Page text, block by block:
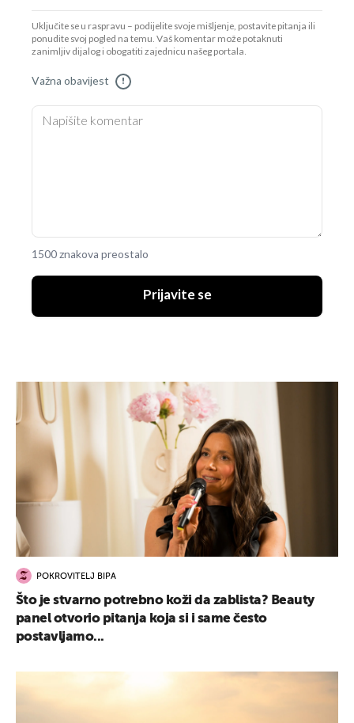
Uključite se u raspravu – podijelite svoje mišljenje, postavite pitanja ili
ponudite svoj pogled na temu. Vaš komentar može potaknuti
zanimljiv dijalog i obogatiti zajednicu našeg portala.
Važna obavijest !
1500 znakova preostalo
Prijavite se
POKROVITELJ BIPA
Što je stvarno potrebno koži da zablista? Beauty
panel otvorio pitanja koja si i same često
postavljamo...